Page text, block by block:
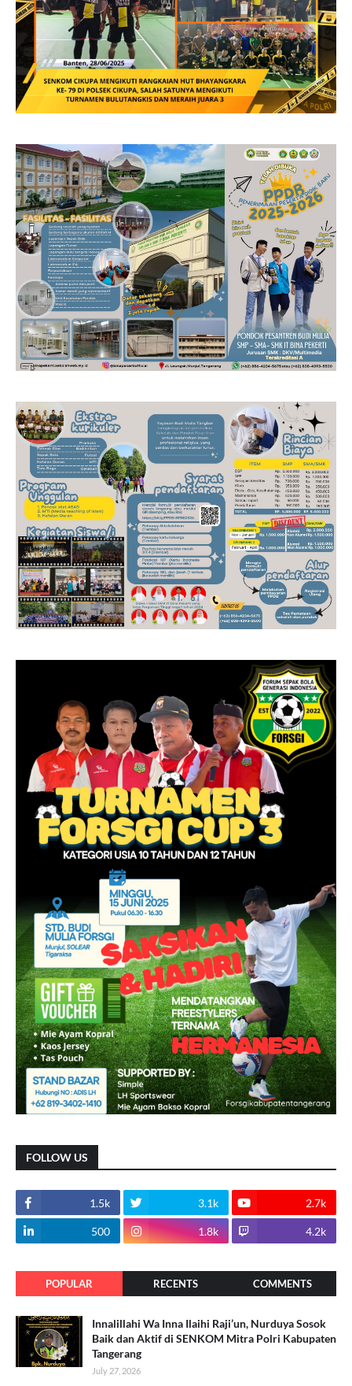
FOLLOW US
1.5k 3.1k 2.7k
500 1.8k 4.2k
POPULAR RECENTS COMMENTS
Innalillahi Wa Inna Ilaihi Raji’un, Nurduya Sosok
Baik dan Aktif di SENKOM Mitra Polri Kabupaten
Tangerang
July 27, 2026